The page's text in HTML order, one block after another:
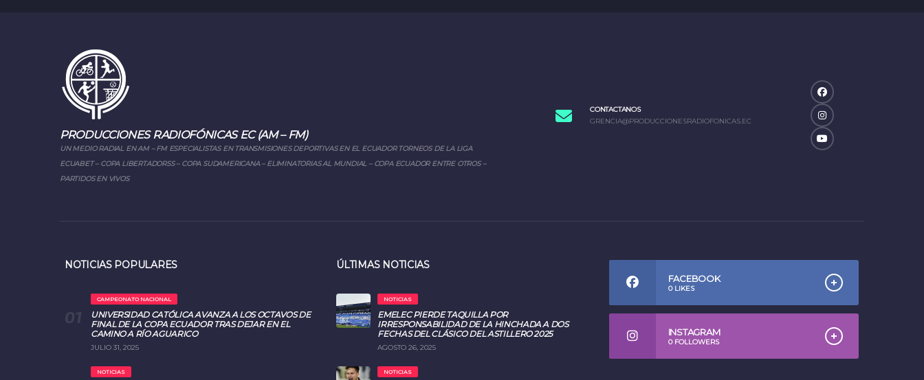
PRODUCCIONES RADIOFÓNICAS EC (AM – FM)
UN MEDIO RADIAL EN AM – FM ESPECIALISTAS EN TRANSMISIONES DEPORTIVAS EN EL ECUADOR TORNEOS DE LA LIGA
ECUABET – COPA LIBERTADORSS – COPA SUDAMERICANA – ELIMINATORIAS AL MUNDIAL – COPA ECUADOR ENTRE OTROS –
PARTIDOS EN VIVOS
CONTACTANOS
GRENCIA@PRODUCCIONESRADIOFONICAS.EC
NOTICIAS POPULARES
CAMPEONATO NACIONAL
UNIVERSIDAD CATÓLICA AVANZA A LOS OCTAVOS DE
FINAL DE LA COPA ECUADOR TRAS DEJAR EN EL
CAMINO A RÍO AGUARICO
JULIO 31, 2025
NOTICIAS
ÚLTIMAS NOTICIAS
NOTICIAS
EMELEC PIERDE TAQUILLA POR
IRRESPONSABILIDAD DE LA HINCHADA A DOS
FECHAS DEL CLÁSICO DEL ASTILLERO 2025
AGOSTO 26, 2025
NOTICIAS
FACEBOOK
0LIKES
INSTAGRAM
0FOLLOWERS